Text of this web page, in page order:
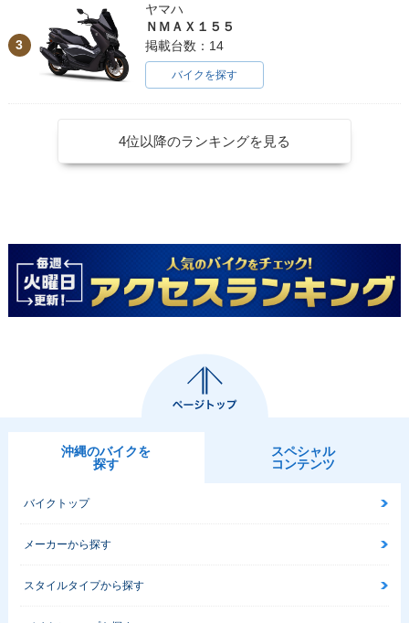
3
ヤマハ
ＮＭＡＸ１５５
掲載台数：14
バイクを探す
4位以降のランキングを見る
沖縄のバイクを
探す
スペシャル
コンテンツ
バイクトップ
メーカーから探す
スタイルタイプから探す